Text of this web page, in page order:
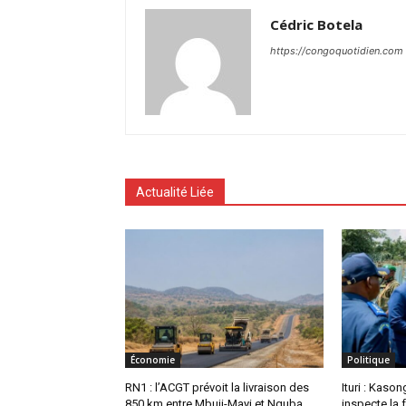
Cédric Botela
https://congoquotidien.com
Actualité Liée
Économie
RN1 : l’ACGT prévoit la livraison des
Politique
Ituri :